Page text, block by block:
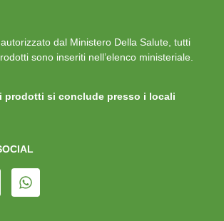
dal Ministero Della Salute, tutti
sono inseriti nell’elenco ministeriale.
prodotti si conclude presso i locali